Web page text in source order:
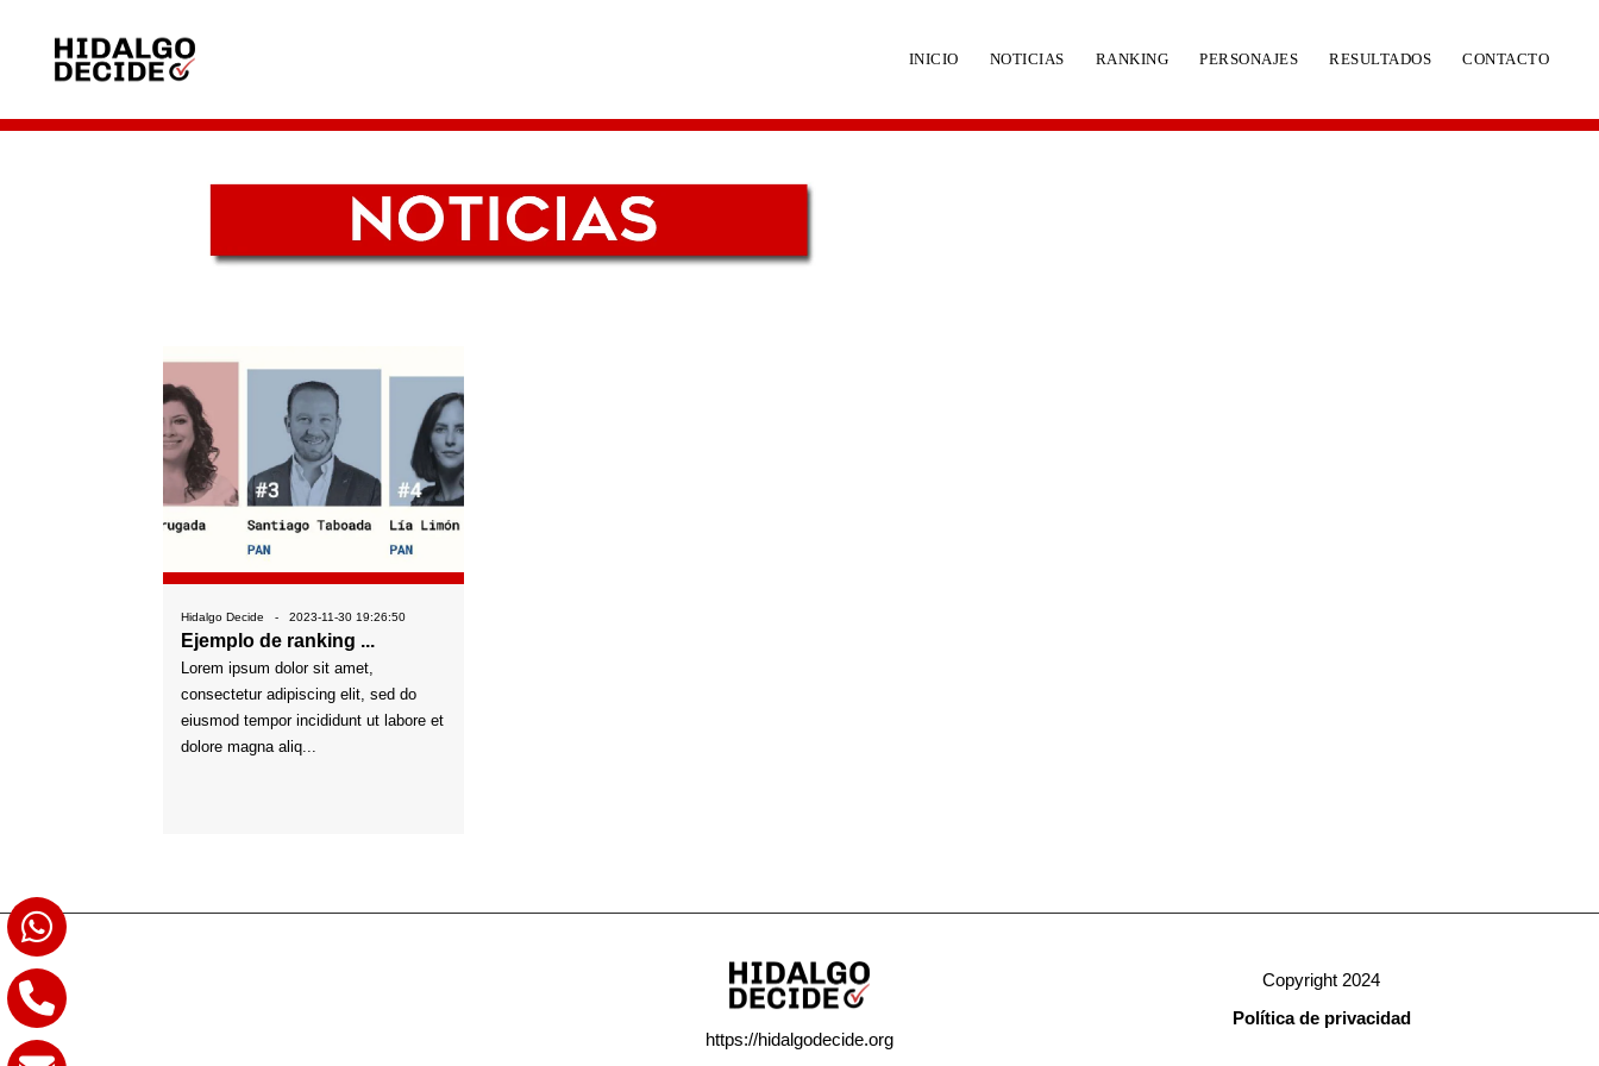
INICIO NOTICIAS RANKING PERSONAJES RESULTADOS CONTACTO
Hidalgo Decide - 2023-11-30 19:26:50
Ejemplo de ranking ...
Lorem ipsum dolor sit amet,
consectetur adipiscing elit, sed do
eiusmod tempor incididunt ut labore et
dolore magna aliq...
https://hidalgodecide.org
Copyright 2024
Política de privacidad